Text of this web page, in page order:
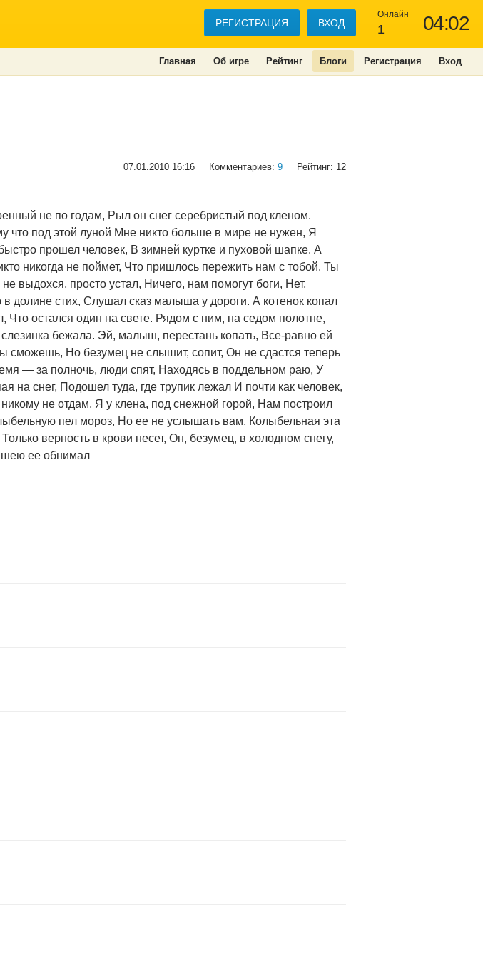
04:02
Онлайн
1
РЕГИСТРАЦИЯ ВХОД
Главная Об игре Рейтинг Блоги Регистрация Вход
07.01.2010 16:16 Комментариев: 9 Рейтинг: 12
не по годам, Рыл он снег серебристый под кленом.
что под этой луной Мне никто больше в мире не нужен, Я
прошел человек, В зимней куртке и пуховой шапке. А
никогда не поймет, Что пришлось пережить нам с тобой. Ты
выдохся, просто устал, Ничего, нам помогут боги, Нет,
долине стих, Слушал сказ малыша у дороги. А котенок копал
остался один на свете. Рядом с ним, на седом полотне,
бежала. Эй, малыш, перестань копать, Все-равно ей
сможешь, Но безумец не слышит, сопит, Он не сдастся теперь
— за полночь, люди спят, Находясь в поддельном раю, У
на снег, Подошел туда, где трупик лежал И почти как человек,
не отдам, Я у клена, под снежной горой, Нам построил
пел мороз, Но ее не услышать вам, Колыбельная эта
верность в крови несет, Он, безумец, в холодном снегу,
шею ее обнимал